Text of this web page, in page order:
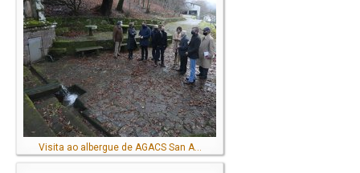
Visita ao albergue de AGACS San A...